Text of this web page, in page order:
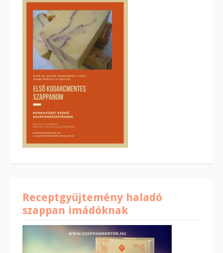
Receptgyűjtemény haladó
szappan imádóknak